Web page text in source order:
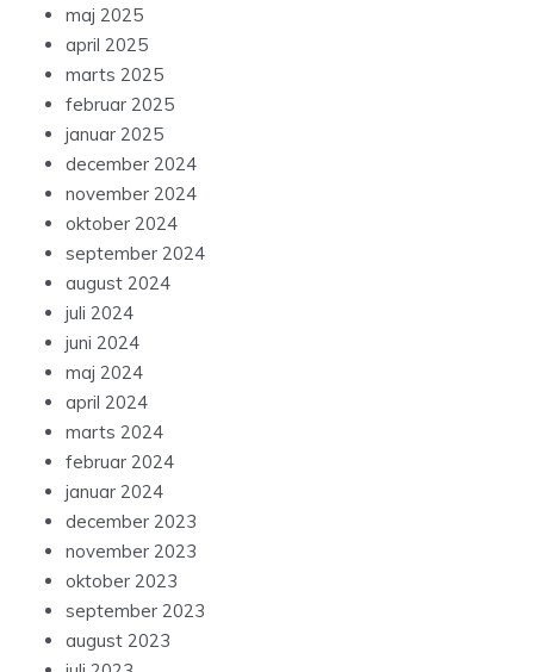
maj 2025
april 2025
marts 2025
februar 2025
januar 2025
december 2024
november 2024
oktober 2024
september 2024
august 2024
juli 2024
juni 2024
maj 2024
april 2024
marts 2024
februar 2024
januar 2024
december 2023
november 2023
oktober 2023
september 2023
august 2023